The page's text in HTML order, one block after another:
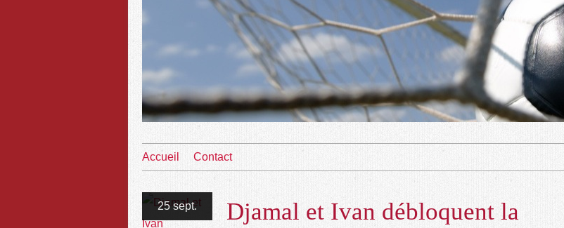
Accueil Contact
25 sept.
Djamal et Ivan débloquent la